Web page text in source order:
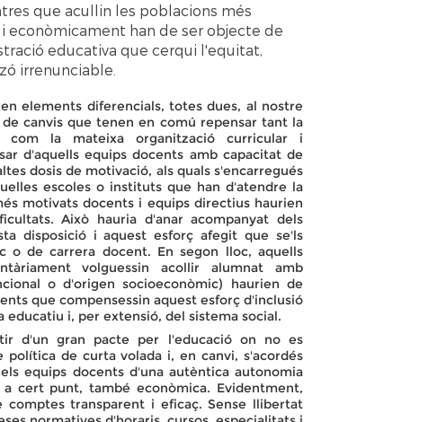
que acullin les poblacions més
han de ser objecte de
educativa que cerqui l'equitat,
irrenunciable.
elements diferencials, totes dues, al nostre
canvis que tenen en comú repensar tant la
com la mateixa organització curricular i
d'aquells equips docents amb capacitat de
dosis de motivació, als quals s'encarregués
escoles o instituts que han d'atendre la
motivats docents i equips directius haurien
Això hauria d'anar acompanyat dels
disposició i aquest esforç afegit que se'ls
o de carrera docent. En segon lloc, aquells
volguessin acollir alumnat amb
o d'origen socioeconòmic) haurien de
que compensessin aquest esforç d'inclusió
i, per extensió, del sistema social.
d'un gran pacte per l'educació on no es
de curta volada i, en canvi, s'acordés
equips docents d'una autèntica autonomia
cert punt, també econòmica. Evidentment,
transparent i eficaç. Sense llibertat